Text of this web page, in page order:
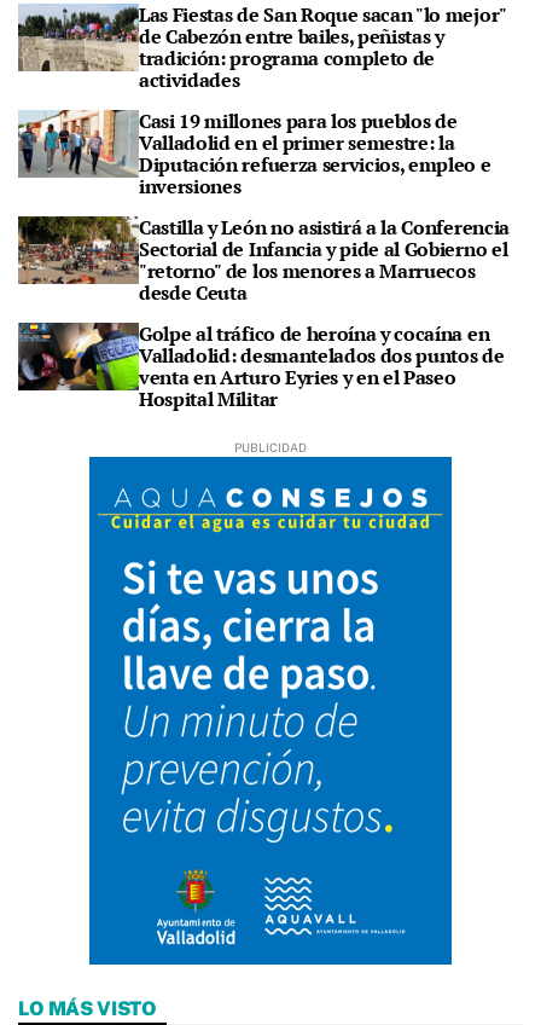
Las Fiestas de San Roque sacan "lo mejor"
de Cabezón entre bailes, peñistas y
tradición: programa completo de
actividades
Casi 19 millones para los pueblos de
Valladolid en el primer semestre: la
Diputación refuerza servicios, empleo e
inversiones
Castilla y León no asistirá a la Conferencia
Sectorial de Infancia y pide al Gobierno el
"retorno" de los menores a Marruecos
desde Ceuta
Golpe al tráfico de heroína y cocaína en
Valladolid: desmantelados dos puntos de
venta en Arturo Eyries y en el Paseo
Hospital Militar
LO MÁS VISTO